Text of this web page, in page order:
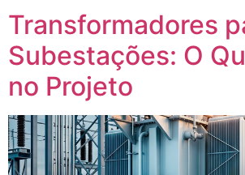
Transformadores
Subestações: O
no Projeto